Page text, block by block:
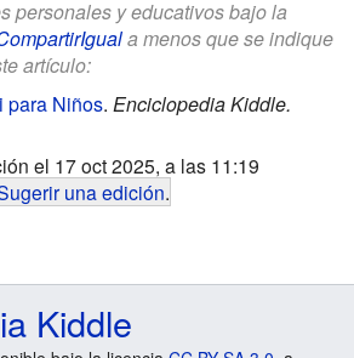
personales y educativos bajo la
a menos que se indique
artículo:
para Niños. Enciclopedia Kiddle.
el 17 oct 2025, a las 11:19
una edición.
Kiddle